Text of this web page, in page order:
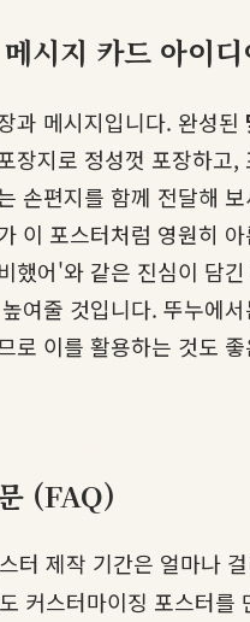
시지 카드 아이디
과 메시지입니다. 완성된
장지로 정성껏 포장하고,
손편지를 함께 전달해
이 포스터처럼 영원히
했어'와 같은 진심이 담
여줄 것입니다. 뚜누에
로 이를 활용하는 것도
(FAQ)
터 제작 기간은 얼마나
커스터마이징 포스터를